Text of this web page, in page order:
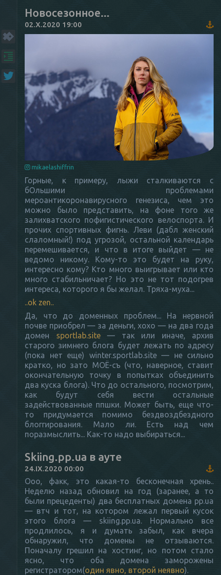
Новосезонное...
02.X.2020 19:00
mikaelashiffrin
Горные, к примеру, лыжи сталкиваются с
бОльшими проблемами
мероантикоронавирусного генезиса, чем это
можно было представить, на фоне того же
залихватского пофигистического велоспорта. И
прочих спортивных фигнь. Леви (дабл женский
слаломный!) под угрозой, остальной календарь
перемешивается, и что в итоге выйдет — не
ведомо никому. Кому-то это будет на руку,
интересно кому? Кто много выигрывает или кто
много стабильничает? Но это не тот подогрев
интереса, которого я бы желал. Тряха-муха...
..ok zen..
Да, что до доменных проблем... На нервной
почве приобрел — за деньги, хохо — на два года
домен sportlab.site— так или иначе, архив
старого зимнего блога будет лежать по адресу
(пока нет еще) winter.sportlab.site — не сильно
кратко, но зато МОЁ-съ (что, наверное, ставит
окончательную точку в попытках объединить
два куска блога). Что до остального, посмотрим,
как будут себя вести остальные
задействованные ппшки. Может быть, еще что-
то придумается помимо бездвоздбездного
блоггирования. Мало ли. Есть над чем
поразмыслить... Как-то надо выбираться...
Skiing.pp.ua в ауте
24.IX.2020 00:00
Ооо, факк, это какая-то бесконечная хрень..
Неделю назад обновил на год (заранее, а то
были прецеденты) два бесплатных домена pp.ua
— втч и тот, на котором лежал первый кусок
этого блога — skiing.pp.ua. Нормально все
продлилось, я и думать забыл, как вчера
обнаружил, что домены не отзываются.
Поначалу грешил на хостинг, но потом стало
ясно, что оба домена заморожены
регистратором(один явно, второй неявно).